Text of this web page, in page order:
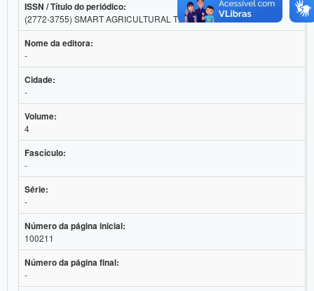
ISSN / Título do periódico:
(2772-3755) SMART AGRICULTURAL TECHNOLOGY
Nome da editora:
-
Cidade:
-
Volume:
4
Fascículo:
-
Série:
-
Número da página inicial:
100211
Número da página final:
-